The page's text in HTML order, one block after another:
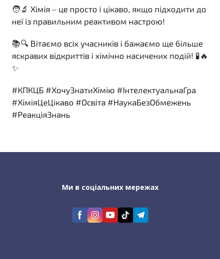
🧑‍🔬 Хімія – це просто і цікаво, якщо підходити до
неї із правильним реактивом настрою!
📚🔍 Вітаємо всіх учасників і бажаємо ще більше
яскравих відкриттів і хімічно насичених подій! 🧪🔥
✨
#КПКЦБ #ХочуЗнатиХімію #ІнтелектуальнаГра
#ХіміяЦеЦікаво #Освіта #НаукаБезОбмежень
#РеакціяЗнань
Ми в соціальних мережах